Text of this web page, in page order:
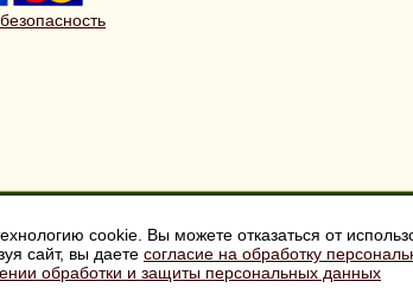
11
О компании
Доставка и оплата
Как заказать
cookie. Вы можете отказаться от
сайт, вы даете согласие на обработку
обработки и защиты персональных данных